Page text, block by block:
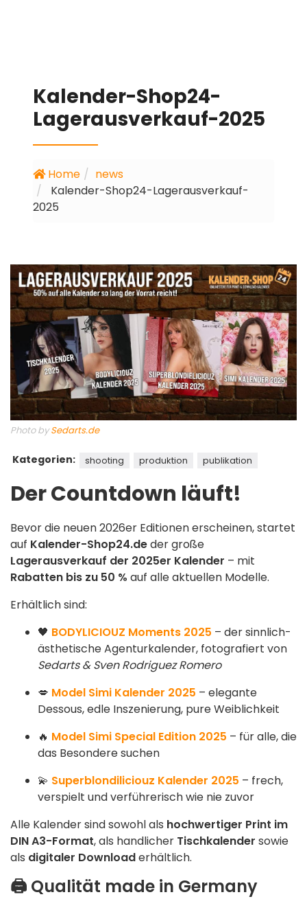
Kalender-Shop24-
Lagerausverkauf-2025
Home
news
Kalender-Shop24-Lagerausverkauf-
2025
Photo bySedarts.de
Kategorien: shooting produktion publikation
Der Countdown läuft!
Bevor die neuen 2026er Editionen erscheinen, startet
auf Kalender-Shop24.deder große
Lagerausverkauf der 2025er Kalender – mit
Rabatten bis zu 50 % auf alle aktuellen Modelle.
Erhältlich sind:
🖤 BODYLICIOUZ Moments 2025 – der sinnlich-
ästhetische Agenturkalender, fotografiert von
Sedarts & Sven Rodriguez Romero
💋 Model Simi Kalender 2025 – elegante
Dessous, edle Inszenierung, pure Weiblichkeit
🔥 Model Simi Special Edition 2025 – für alle, die
das Besondere suchen
💫 Superblondiliciouz Kalender 2025 – frech,
verspielt und verführerisch wie nie zuvor
Alle Kalender sind sowohl als hochwertiger Print im
DIN A3-Format, als handlicher Tischkalender sowie
als digitaler Downloaderhältlich.
🖨️ Qualität made in Germany